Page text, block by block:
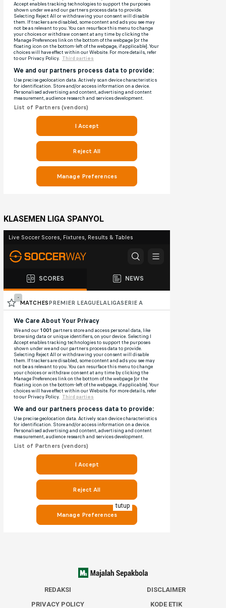
KLASEMEN LIGA SPANYOL
REDAKSI
DISCLAIMER
PRIVACY POLICY
KODE ETIK
tutup